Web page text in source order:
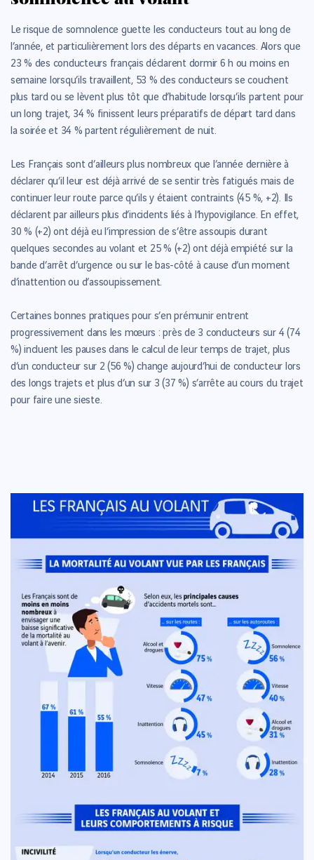
Le risque de somnolence guette les conducteurs tout au long de
l’année, et particulièrement lors des départs en vacances. Alors que
23 % des conducteurs français déclarent dormir 6 h ou moins en
semaine lorsqu’ils travaillent, 53 % des conducteurs se couchent
plus tard ou se lèvent plus tôt que d’habitude lorsqu’ils partent pour
un long trajet, 34 % finissent leurs préparatifs de départ tard dans
la soirée et 34 % partent régulièrement de nuit.
Les Français sont d’ailleurs plus nombreux que l’année dernière à
déclarer qu’il leur est déjà arrivé de se sentir très fatigués mais de
continuer leur route parce qu’ils y étaient contraints (45 %, +2). Ils
déclarent par ailleurs plus d’incidents liés à l’hypovigilance. En effet,
30 % (+2) ont déjà eu l’impression de s’être assoupis durant
quelques secondes au volant et 25 % (+2) ont déjà empiété sur la
bande d’arrêt d’urgence ou sur le bas-côté à cause d’un moment
d’inattention ou d’assoupissement.
Certaines bonnes pratiques pour s’en prémunir entrent
progressivement dans les mœurs : près de 3 conducteurs sur 4 (74
%) incluent les pauses dans le calcul de leur temps de trajet, plus
d’un conducteur sur 2 (56 %) change aujourd’hui de conducteur lors
des longs trajets et plus d’un sur 3 (37 %) s’arrête au cours du trajet
pour faire une sieste.